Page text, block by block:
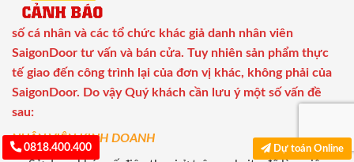
số cá nhân và các tổ chức khác giả danh nhân viên
SaigonDoor tư vấn và bán cửa. Tuy nhiên sản phẩm thực
tế giao đến công trình lại của đơn vị khác, không phải của
SaigonDoor. Do vậy Quý khách cần lưu ý một số vấn đề
sau:
NHÂN VIÊN KINH DOANH
0818.400.400 Dự toán Online